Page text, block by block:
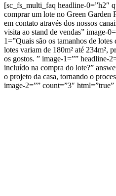
[sc_fs_multi_faq headline-0=”h2″
comprar um lote no Green Garden
em contato através dos nossos
visita ao stand de vendas” image-
1=”Quais são os tamanhos de
lotes variam de 180m² até 234m²,
os gostos. ” image-1=”” headline-
incluído na compra do lote?”
o projeto da casa, tornando o
image-2=”” count=”3″ html=”true”